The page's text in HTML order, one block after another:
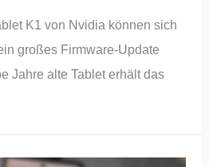
K1 von Nvidia können sich
großes Firmware-Update
Jahre alte Tablet erhält das